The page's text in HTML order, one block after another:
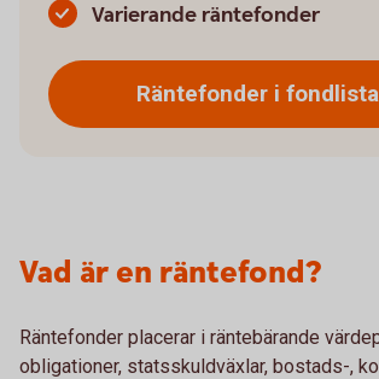
Varierande räntefonder
Räntefonder i
Vad är en räntefond?
Räntefonder placerar i räntebärande
obligationer, statsskuldväxlar, bostads-,